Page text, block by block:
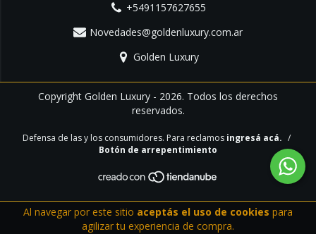
Al navegar por este sitio aceptás el uso de cookies para
agilizar tu experiencia de compra.
+5491157627655
Novedades@goldenluxury.com.ar
Golden Luxury
Copyright Golden Luxury - 2026. Todos los derechos
reservados.
Defensa de las y los consumidores. Para reclamos ingresá acá. /
Botón de arrepentimiento